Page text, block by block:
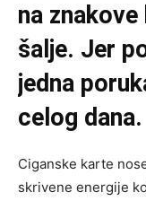
na
šalje. Jer
jedna
celog dana.
Ciganske karte
skrivene energije